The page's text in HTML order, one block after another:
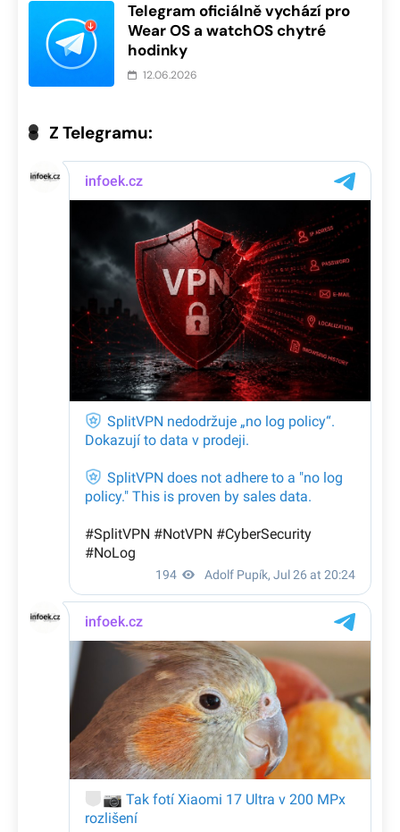
Telegram oficiálně vychází pro
Wear OS a watchOS chytré
hodinky
12.06.2026
Z Telegramu: